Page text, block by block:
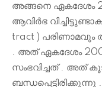
അങ്ങനെ ഏകദേശം
ആവിർഭ
tract )
. അത് ഏകദേശം
സംഭവിച്ചത് . അത്